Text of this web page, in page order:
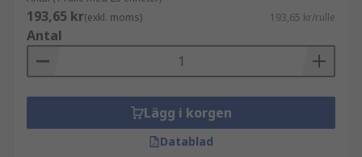
193,65 kr(exkl. moms) 193,65 kr/rulle
Antal
Lägg i korgen
Datablad